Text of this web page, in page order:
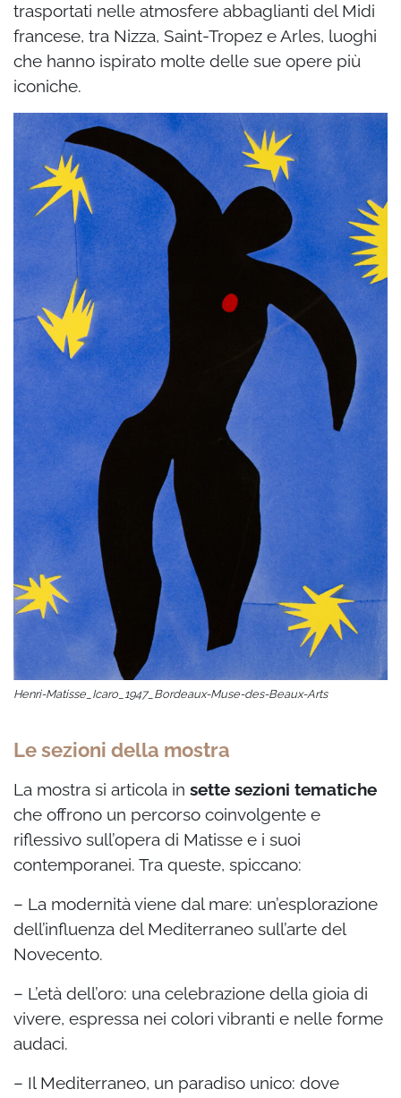
trasportati nelle atmosfere abbaglianti del Midi
francese, tra Nizza, Saint-Tropez e Arles, luoghi
che hanno ispirato molte delle sue opere più
iconiche.
Henri-Matisse_Icaro_1947_Bordeaux-Muse-des-Beaux-Arts
Le sezioni della mostra
La mostra si articola in sette sezioni tematiche
che offrono un percorso coinvolgente e
riflessivo sull’opera di Matisse e i suoi
contemporanei. Tra queste, spiccano:
– La modernità viene dal mare: un’esplorazione
dell’influenza del Mediterraneo sull’arte del
Novecento.
– L’età dell’oro: una celebrazione della gioia di
vivere, espressa nei colori vibranti e nelle forme
audaci.
– Il Mediterraneo, un paradiso unico: dove